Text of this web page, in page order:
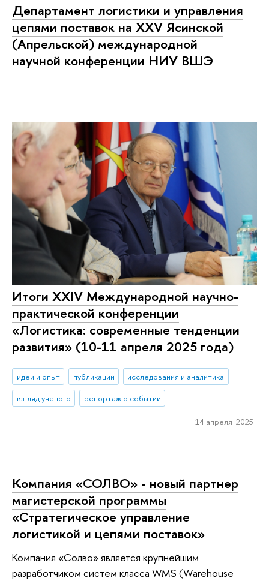
Департамент логистики и управления
цепями поставок на XXV Ясинской
(Апрельской) международной
научной конференции НИУ ВШЭ
Итоги XXIV Международной научно-
практической конференции
«Логистика: современные тенденции
развития» (10-11 апреля 2025 года)
идеи и опыт публикации
исследования и аналитика
взгляд ученого
репортаж о событии
14 апреля 2025
Компания «СОЛВО» - новый партнер
магистерской программы
«Стратегическое управление
логистикой и цепями поставок»
Компания «Солво» является крупнейшим
разработчиком систем класса WMS (Warehouse